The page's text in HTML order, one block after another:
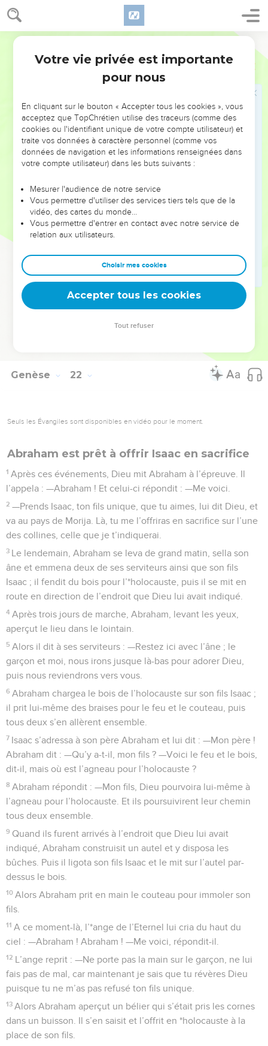
Genèse 21
aujourd’hui.
Abraham choisit des moutons, des chèvres et des bovins
et en fit cadeau à Abimélek et tous deux conclurent
ensemble une alliance.
Puis Abraham mit à part sept jeunes brebis du troupeau.
brebis à part ?
Il répondit : —Accepte ces sept jeunes brebis de ma main :
cela me servira d’attestation que c’est bien moi qui ai fait
creuser ce puits.
C’est pourquoi on a appelé ce lieu-là Beer-Chéba (le Puits
du serment), parce que c’est là que tous deux prêtèrent
serment.
Ainsi ils firent alliance à Beer-Chéba, puis Abimélek partit
avec Pikol, le chef de son armée, et ils s’en retournèrent au
Abraham planta un tamaris à Beer-Chéba et il invoqua
l’Eternel, le Dieu d’éternité.
Il séjourna encore longtemps au pays des Philistins.
La Bible Du Semeur Copyright © 1992, 1999 by Biblica, Inc.® Used by permission.
Genèse 22
Seuls les Évangiles sont disponibles en vidéo pour le moment.
Abraham est prêt à offrir Isaac en sacrifice
1 Après ces événements, Dieu mit Abraham à l’épreuve. Il
l’appela : —Abraham ! Et celui-ci répondit : —Me voici.
2 —Prends Isaac, ton fils unique, que tu aimes, lui dit Dieu, et
va au pays de Morija. Là, tu me l’offriras en sacrifice sur l’une
des collines, celle que je t’indiquerai.
3 Le lendemain, Abraham se leva de grand matin, sella son
âne et emmena deux de ses serviteurs ainsi que son fils
Isaac ; il fendit du bois pour l’*holocauste, puis il se mit en
route en direction de l’endroit que Dieu lui avait indiqué.
4 Après trois jours de marche, Abraham, levant les yeux,
aperçut le lieu dans le lointain.
5 Alors il dit à ses serviteurs : —Restez ici avec l’âne ; le
garçon et moi, nous irons jusque là-bas pour adorer Dieu,
puis nous reviendrons vers vous.
6 Abraham chargea le bois de l’holocauste sur son fils Isaac ;
il prit lui-même des braises pour le feu et le couteau, puis
tous deux s’en allèrent ensemble.
7 Isaac s’adressa à son père Abraham et lui dit : —Mon père !
Abraham dit : —Qu’y a-t-il, mon fils ? —Voici le feu et le bois,
dit-il, mais où est l’agneau pour l’holocauste ?
8 Abraham répondit : —Mon fils, Dieu pourvoira lui-même à
l’agneau pour l’holocauste. Et ils poursuivirent leur chemin
tous deux ensemble.
9 Quand ils furent arrivés à l’endroit que Dieu lui avait
indiqué, Abraham construisit un autel et y disposa les
bûches. Puis il ligota son fils Isaac et le mit sur l’autel par-
dessus le bois.
10 Alors Abraham prit en main le couteau pour immoler son
fils.
11 A ce moment-là, l’*ange de l’Eternel lui cria du haut du
ciel : —Abraham ! Abraham ! —Me voici, répondit-il.
12 L’ange reprit : —Ne porte pas la main sur le garçon, ne lui
fais pas de mal, car maintenant je sais que tu révères Dieu
puisque tu ne m’as pas refusé ton fils unique.
13 Alors Abraham aperçut un bélier qui s’était pris les cornes
dans un buisson. Il s’en saisit et l’offrit en *holocauste à la
place de son fils.
Votre vie privée est importante
pour nous
En cliquant sur le bouton « Accepter tous les cookies », vous
acceptez que TopChrétien utilise des traceurs (comme des
cookies ou l'identifiant unique de votre compte utilisateur) et
traite vos données à caractère personnel (comme vos
données de navigation et les informations renseignées dans
votre compte utilisateur) dans les buts suivants :
Mesurer l'audience de notre service
Vous permettre d'utiliser des services tiers tels que de la
vidéo, des cartes du monde…
Vous permettre d'entrer en contact avec notre service de
relation aux utilisateurs.
Choisir mes cookies
Accepter tous les cookies
Tout refuser